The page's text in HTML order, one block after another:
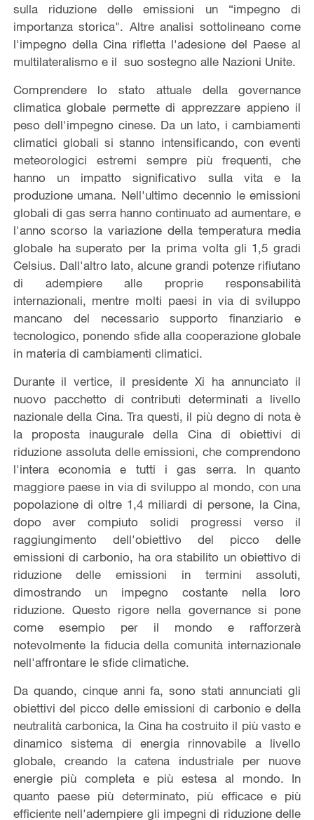
sulla riduzione delle emissioni un “impegno di
importanza storica". Altre analisi sottolineano come
l'impegno della Cina rifletta l'adesione del Paese al
multilateralismo e il suo sostegno alle Nazioni Unite.
Comprendere lo stato attuale della governance
climatica globale permette di apprezzare appieno il
peso dell'impegno cinese. Da un lato, i cambiamenti
climatici globali si stanno intensificando, con eventi
meteorologici estremi sempre più frequenti, che
hanno un impatto significativo sulla vita e la
produzione umana. Nell'ultimo decennio le emissioni
globali di gas serra hanno continuato ad aumentare, e
l'anno scorso la variazione della temperatura media
globale ha superato per la prima volta gli 1,5 gradi
Celsius. Dall'altro lato, alcune grandi potenze rifiutano
di adempiere alle proprie responsabilità
internazionali, mentre molti paesi in via di sviluppo
mancano del necessario supporto finanziario e
tecnologico, ponendo sfide alla cooperazione globale
in materia di cambiamenti climatici.
Durante il vertice, il presidente Xi ha annunciato il
nuovo pacchetto di contributi determinati a livello
nazionale della Cina. Tra questi, il più degno di nota è
la proposta inaugurale della Cina di obiettivi di
riduzione assoluta delle emissioni, che comprendono
l'intera economia e tutti i gas serra. In quanto
maggiore paese in via di sviluppo al mondo, con una
popolazione di oltre 1,4 miliardi di persone, la Cina,
dopo aver compiuto solidi progressi verso il
raggiungimento dell'obiettivo del picco delle
emissioni di carbonio, ha ora stabilito un obiettivo di
riduzione delle emissioni in termini assoluti,
dimostrando un impegno costante nella loro
riduzione. Questo rigore nella governance si pone
come esempio per il mondo e rafforzerà
notevolmente la fiducia della comunità internazionale
nell'affrontare le sfide climatiche.
Da quando, cinque anni fa, sono stati annunciati gli
obiettivi del picco delle emissioni di carbonio e della
neutralità carbonica, la Cina ha costruito il più vasto e
dinamico sistema di energia rinnovabile a livello
globale, creando la catena industriale per nuove
energie più completa e più estesa al mondo. In
quanto paese più determinato, più efficace e più
efficiente nell'adempiere gli impegni di riduzione delle